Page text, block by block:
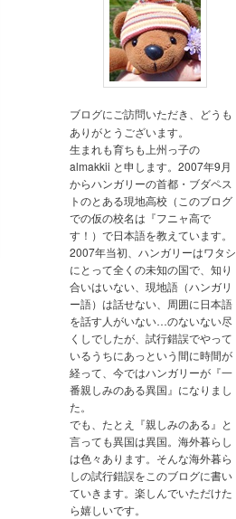
ブログにご訪問いただき、どうも
ありがとうございます。
生まれも育ちも上州っ子の
almakkii と申します。2007年9月
からハンガリーの首都・ブダペス
トのとある現地高校（このブログ
での仮の校名は『フニャ高で
す！）で日本語を教えています。
2007年当初、ハンガリーはワタシ
にとって全くの未知の国で、知り
合いはいない、現地語（ハンガリ
ー語）は話せない、周囲に日本語
を話す人がいない…のないない尽
くしでしたが、試行錯誤でやって
いるうちにあっという間に時間が
経って、今ではハンガリーが『一
番親しみのある異国』になりまし
た。
でも、たとえ『親しみのある』と
言っても異国は異国。海外暮らし
は色々あります。そんな海外暮ら
しの試行錯誤をこのブログに書い
ていきます。楽しんでいただけた
ら嬉しいです。